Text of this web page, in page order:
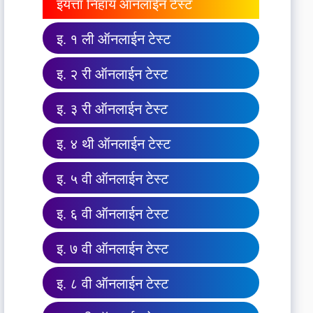
इयत्ता निहाय ऑनलाईन टेस्ट
इ. १ ली ऑनलाईन टेस्ट
इ. २ री ऑनलाईन टेस्ट
इ. ३ री ऑनलाईन टेस्ट
इ. ४ थी ऑनलाईन टेस्ट
इ. ५ वी ऑनलाईन टेस्ट
इ. ६ वी ऑनलाईन टेस्ट
इ. ७ वी ऑनलाईन टेस्ट
इ. ८ वी ऑनलाईन टेस्ट